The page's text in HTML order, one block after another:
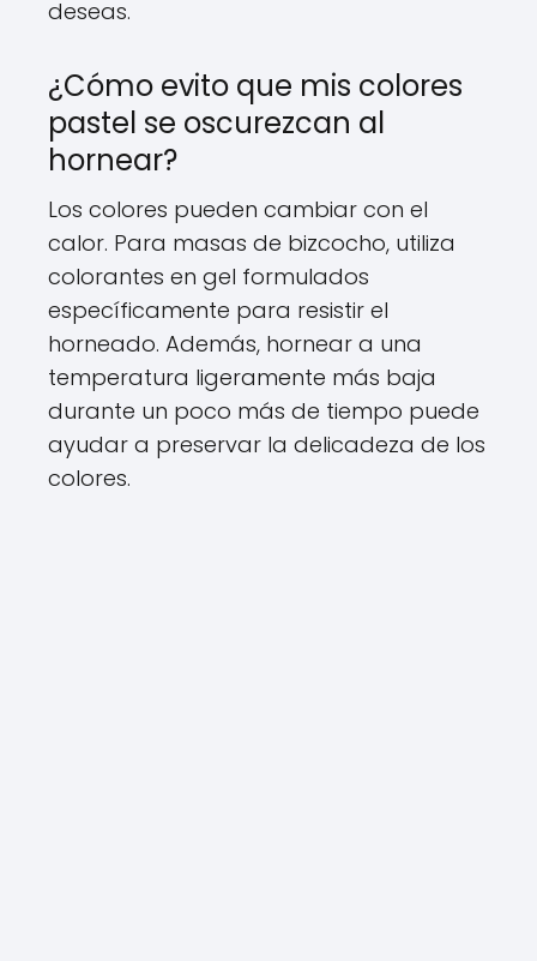
deseas.
¿Cómo evito que mis colores
pastel se oscurezcan al
hornear?
Los colores pueden cambiar con el
calor. Para masas de bizcocho, utiliza
colorantes en gel formulados
específicamente para resistir el
horneado. Además, hornear a una
temperatura ligeramente más baja
durante un poco más de tiempo puede
ayudar a preservar la delicadeza de los
colores.